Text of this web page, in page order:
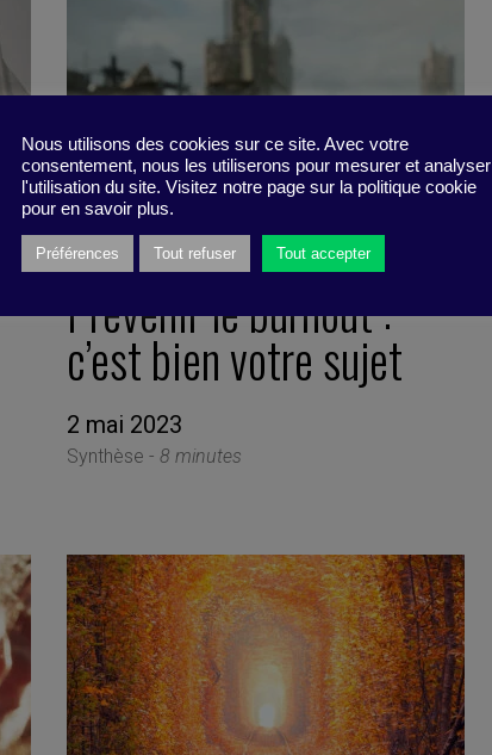
Prévenir le burnout :
c’est bien votre sujet
2 mai 2023
Synthèse -8 minutes
Nous utilisons des cookies sur ce site. Avec votre
consentement, nous les utiliserons pour mesurer et analyser
l'utilisation du site. Visitez notre page sur la politique cookie
pour en savoir plus.
Préférences Tout refuser Tout accepter